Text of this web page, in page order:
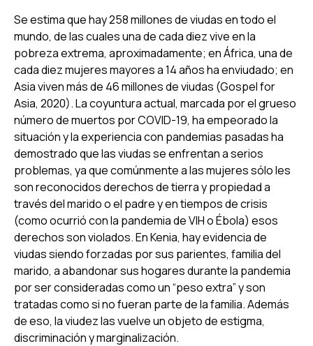
Se estima que hay 258 millones de viudas en todo el
mundo, de las cuales una de cada diez vive en la
pobreza extrema, aproximadamente; en África, una de
cada diez mujeres mayores a 14 años ha enviudado; en
Asia viven más de 46 millones de viudas (Gospel for
Asia, 2020). La coyuntura actual, marcada por el grueso
número de muertos por COVID-19, ha empeorado la
situación y la experiencia con pandemias pasadas ha
demostrado que las viudas se enfrentan a serios
problemas, ya que comúnmente a las mujeres sólo les
son reconocidos derechos de tierra y propiedad a
través del marido o el padre y en tiempos de crisis
(como ocurrió con la pandemia de VIH o Ébola) esos
derechos son violados. En Kenia, hay evidencia de
viudas siendo forzadas por sus parientes, familia del
marido, a abandonar sus hogares durante la pandemia
por ser consideradas como un “peso extra” y son
tratadas como si no fueran parte de la familia. Además
de eso, la viudez las vuelve un objeto de estigma,
discriminación y marginalización.